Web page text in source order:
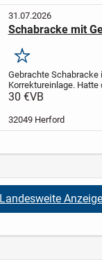
31.07.2026
Schabracke mit
Merken
Gebrachte Schabracke
Korrektureinlage. Hatte
unter einem VSD Sattel
vorhanden. Da die neue
30 €VB
32049 Herford
Landesweite